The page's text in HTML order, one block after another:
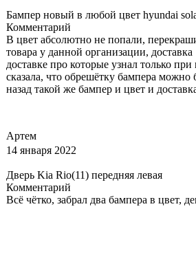
Бампер новый в любой цвет hyundai
Комментарий
В цвет абсолютно не попали,
товара у данной организации,
доставке про которые узнал только
сказала, что обрешётку бампера можно
назад такой же бампер и цвет и
Артем
14 января 2022
Дверь Kia Rio(11) передняя левая
Комментарий
Всё чётко, забрал два бампера в цвет,